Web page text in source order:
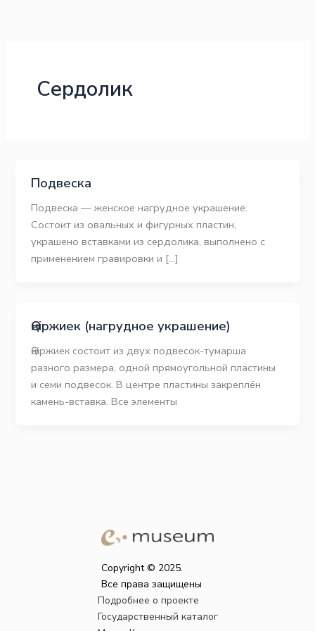
Сердолик
Подвеска
Подвеска — женское нагрудное украшение.
Состоит из овальных и фигурных пластин,
украшено вставками из сердолика, выполнено с
применением гравировки и […]
Өңіржиек (нагрудное украшение)
Өңіржиек состоит из двух подвесок-тумарша
разного размера, одной прямоугольной пластины
и семи подвесок. В центре пластины закреплён
камень-вставка. Все элементы
Copyright © 2025.
Все права защищены
Подробнее о проекте
Государственный каталог